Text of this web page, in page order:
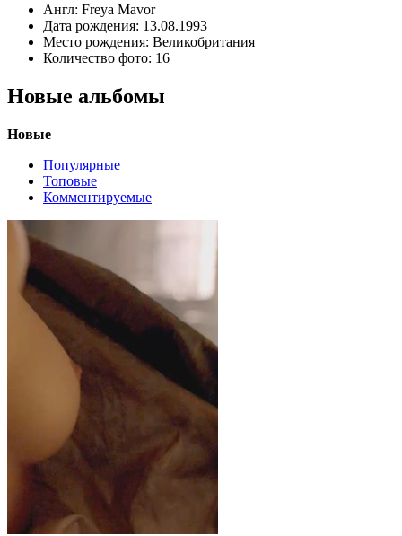
Англ: Freya Mavor
Дата рождения: 13.08.1993
Место рождения: Великобритания
Количество фото: 16
Новые альбомы
Новые
Популярные
Топовые
Комментируемые